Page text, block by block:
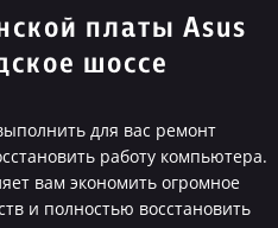
платы Asus
шоссе
для вас ремонт
работу компьютера.
вам экономить огромное
и полностью восстановить